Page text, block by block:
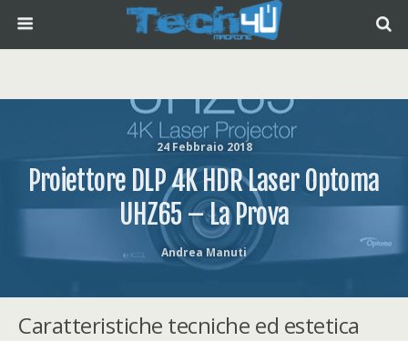
24 Febbraio 2018
Proiettore DLP 4K HDR Laser Optoma
UHZ65 – La Prova
Andrea Manuti
Caratteristiche tecniche ed estetica